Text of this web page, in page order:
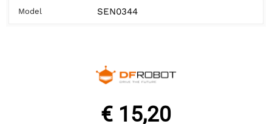
Model SEN0344
€ 15,20